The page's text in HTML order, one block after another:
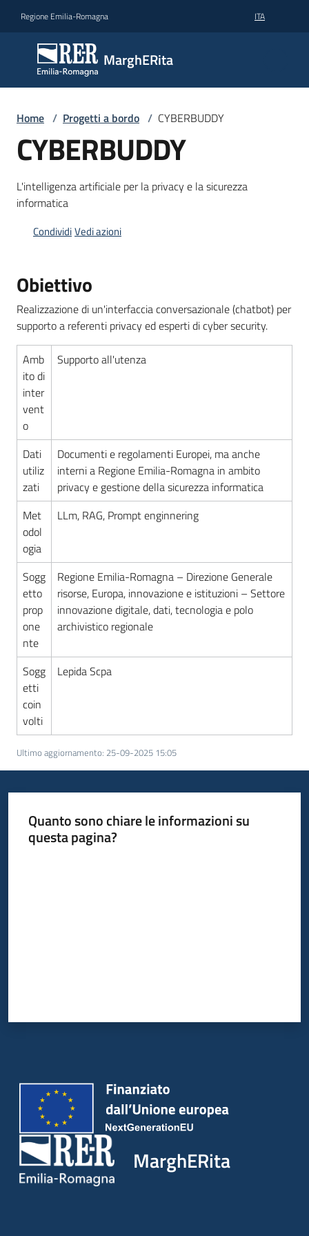
Regione Emilia-Romagna ITA
MarghERita
MarghERita
MarghERita
Contribuisci
un
progetto
per
il
territorio
Progetti
a
bordo
Menu selezionato
Home / Progetti a bordo / CYBERBUDDY
CYBERBUDDY
L'intelligenza artificiale per la privacy e la sicurezza
informatica
CondividiVedi azioni
Obiettivo
Realizzazione di un'interfaccia conversazionale (chatbot) per
supporto a referenti privacy ed esperti di cyber security.
Amb
ito di
inter
vent
o
Supporto all'utenza
Dati
utiliz
zati
Documenti e regolamenti Europei, ma anche
interni a Regione Emilia-Romagna in ambito
privacy e gestione della sicurezza informatica
Met
odol
ogia
LLm, RAG, Prompt enginnering
Sogg
etto
prop
one
nte
Regione Emilia-Romagna – Direzione Generale
risorse, Europa, innovazione e istituzioni – Settore
innovazione digitale, dati, tecnologia e polo
archivistico regionale
Sogg
etti
coin
volti
Lepida Scpa
Ultimo aggiornamento: 25-09-2025 15:05
Quanto sono chiare le informazioni su
questa pagina?
MarghERita